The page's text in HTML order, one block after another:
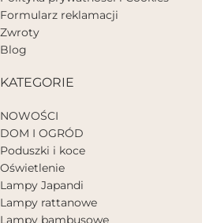
Formularz reklamacji
Zwroty
Blog
KATEGORIE
NOWOŚCI
DOM I OGRÓD
Poduszki i koce
Oświetlenie
Lampy Japandi
Lampy rattanowe
Lampy bambusowe